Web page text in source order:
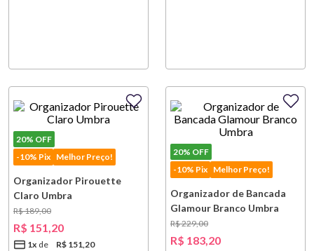
20% OFF
-10% Pix Melhor Preço!
Organizador Pirouette
Claro Umbra
R$189,00
R$ 151,20
1x R$ 151,20
20% OFF
-10% Pix Melhor Preço!
Organizador de Bancada
Glamour Branco Umbra
R$229,00
R$ 183,20